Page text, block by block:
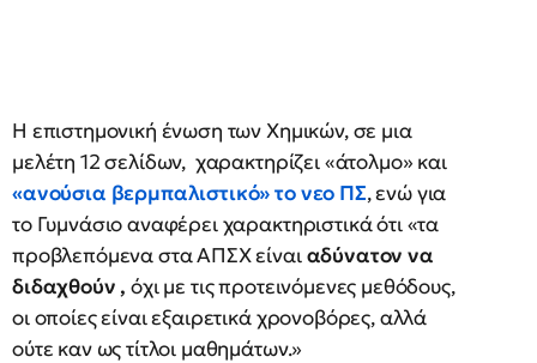
Η επιστημονική ένωση των Χημικών, σε μια
μελέτη 12 σελίδων, χαρακτηρίζει «άτολμο» και
«ανούσια βερμπαλιστικό» το νεο ΠΣ, ενώ για
το Γυμνάσιο αναφέρει χαρακτηριστικά ότι «τα
προβλεπόμενα στα ΑΠΣΧ είναιαδύνατον να
διδαχθούν , όχι με τις προτεινόμενες μεθόδους,
οι οποίες είναι εξαιρετικά χρονοβόρες, αλλά
ούτε καν ως τίτλοι μαθημάτων.»